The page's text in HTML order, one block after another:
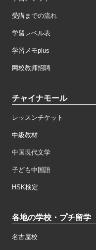
受講までの流れ
学習レベル表
学習メモplus
网校教师招聘
チャイナモール
レッスンチケット
中級教材
中国現代文学
子ども中国語
HSK検定
各地の学校・プチ留学
名古屋校